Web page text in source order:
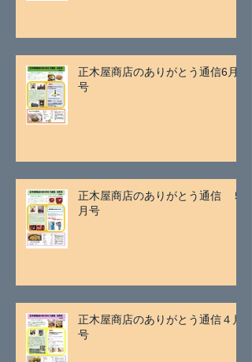
正木屋商店のありがとう通信6月
号
正木屋商店のありがとう通信 ５
月号
正木屋商店のありがとう通信４月
号